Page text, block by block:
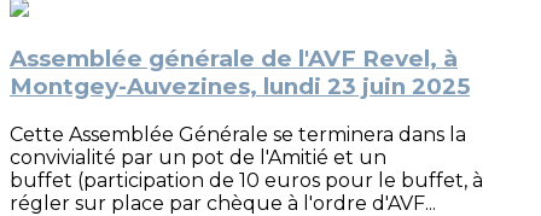
Assemblée générale de l'AVF Revel, à
Montgey-Auvezines, lundi 23 juin 2025
Cette Assemblée Générale se terminera dans la
convivialité par un pot de l'Amitié et un
buffet (participation de 10 euros pour le buffet, à
régler sur place par chèque à l'ordre d'AVF...